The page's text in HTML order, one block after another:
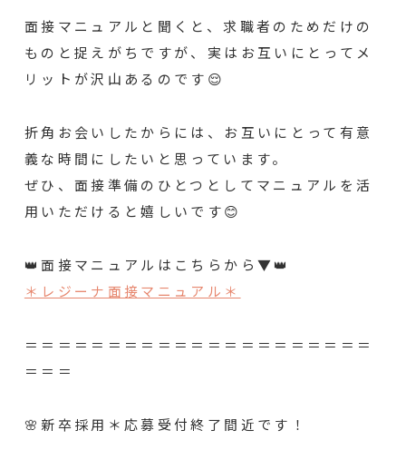
面接マニュアルと聞くと、求職者のためだけの
ものと捉えがちですが、実はお互いにとってメ
リットが沢山あるのです😌
折角お会いしたからには、お互いにとって有意
義な時間にしたいと思っています。
ぜひ、面接準備のひとつとしてマニュアルを活
用いただけると嬉しいです😊
👑面接マニュアルはこちらから▼👑
＊レジーナ面接マニュアル＊
＝＝＝＝＝＝＝＝＝＝＝＝＝＝＝＝＝＝＝＝＝
＝＝＝
🌸新卒採用＊応募受付終了間近です！